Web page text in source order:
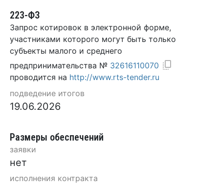
223-ФЗ
Запрос котировок в электронной форме,
участниками которого могут быть только
субъекты малого и среднего
предпринимательства № 32616110070
проводится на http://www.rts-tender.ru
подведение итогов
19.06.2026
Размеры обеспечений
заявки
нет
исполнения контракта